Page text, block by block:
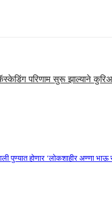
परिणाम सुरू झाल्याने
पुण्यात होणार ‘लोकशाहीर अण्णा भाऊ